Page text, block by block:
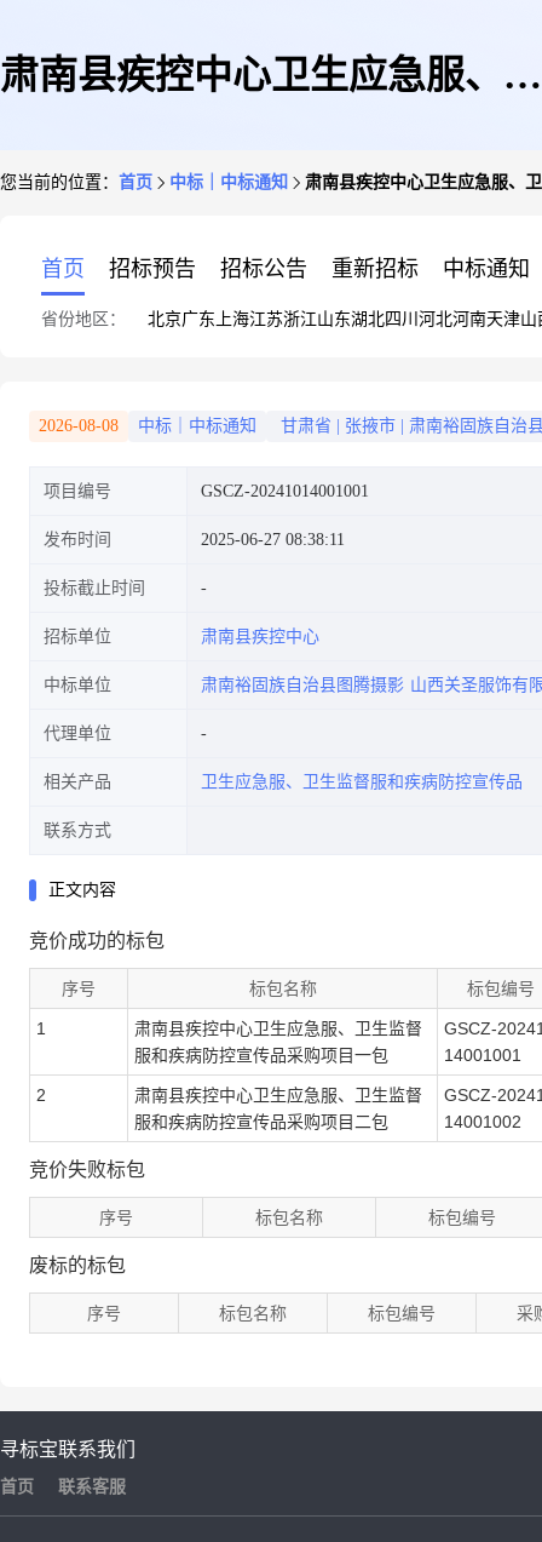
肃南县疾控中心卫生应急服、卫
您当前的位置： 首页 中标｜中标通知 肃南县疾控中心卫生应急服、
首页 招标预告 招标公告 重新招标 中标通知
省份地区： 北京广东 上海江苏浙江山东湖北四川 河北河南天津山
2026-08-08 中标｜中标通知 甘肃省 张掖市 肃南裕固族自治
项目编号 GSCZ-20241014001001
发布时间 2025-06-27 08:38:11
投标截止时间
招标单位 肃南县疾控中心
中标单位 肃南裕固族自治县图腾摄影 山西关圣服饰有
代理单位
相关产品 卫生应急服、卫生监督服和疾病防控宣传品
联系方式
正文内容
竞价成功的标包
序号 标包名称 标包编号
1
肃南县疾控中心卫生应急服、卫生监督
服和疾病防控宣传品采购项目一包
GSCZ-
14001001
2
肃南县疾控中心卫生应急服、卫生监督
服和疾病防控宣传品采购项目二包
GSCZ-
14001002
竞价失败标包
序号 标包名称 标包编号
废标的标包
序号 标包名称 标包编号 采
寻标宝
首页
联系我们
联系客服